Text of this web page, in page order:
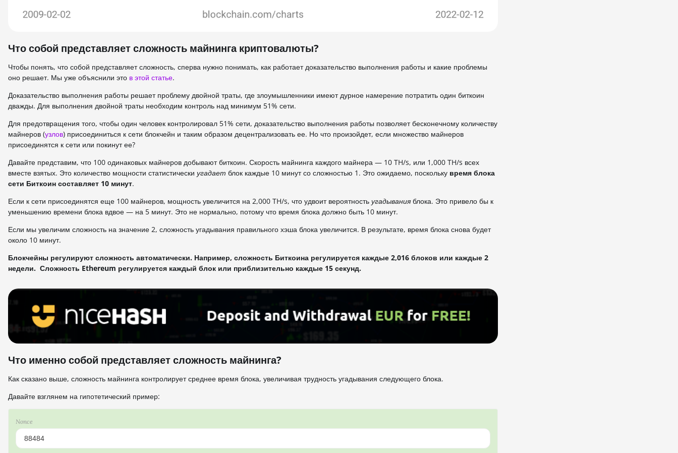
Что собой представляет сложность майнинга криптовалюты?
Чтобы понять, что собой представляет сложность, сперва нужно понимать, как работает доказательство выполнения работы и какие проблемы
оно решает. Мы уже объяснили это в этой статье.
Доказательство выполнения работы решает проблему двойной траты, где злоумышленники имеют дурное намерение потратить один биткоин
дважды. Для выполнения двойной траты необходим контроль над минимум 51% сети.
Для предотвращения того, чтобы один человек контролировал 51% сети, доказательство выполнения работы позволяет бесконечному количеству
майнеров (узлов) присоединиться к сети блокчейн и таким образом децентрализовать ее. Но что произойдет, если множество майнеров
присоединятся к сети или покинут ее?
Давайте представим, что 100 одинаковых майнеров добывают биткоин. Скорость майнинга каждого майнера — 10 TH/s, или 1,000 TH/s всех
вместе взятых. Это количество мощности статистически угадает блок каждые 10 минут со сложностью 1. Это ожидаемо, поскольку время блока
сети Биткоин составляет 10 минут.
Если к сети присоединятся еще 100 майнеров, мощность увеличится на 2,000 TH/s, что удвоит вероятность угадывания блока. Это привело бы к
уменьшению времени блока вдвое — на 5 минут. Это не нормально, потому что время блока должно быть 10 минут.
Если мы увеличим сложность на значение 2, сложность угадывания правильного хэша блока увеличится. В результате, время блока снова будет
около 10 минут.
Блокчейны регулируют сложность автоматически. Например, сложность Биткоина регулируется каждые 2,016 блоков или каждые 2
недели. Сложность Ethereum регулируется каждый блок или приблизительно каждые 15 секунд.
Что именно собой представляет сложность майнинга?
Как сказано выше, сложность майнинга контролирует среднее время блока, увеличивая трудность угадывания следующего блока.
Давайте взглянем на гипотетический пример:
Nonce